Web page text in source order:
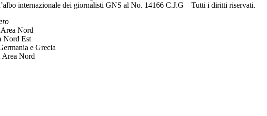
internazionale dei giornalisti GNS al No. 14166 C.J.G – Tutti i diritti riservati.
Nord
Nord Est
e Grecia
Area Nord